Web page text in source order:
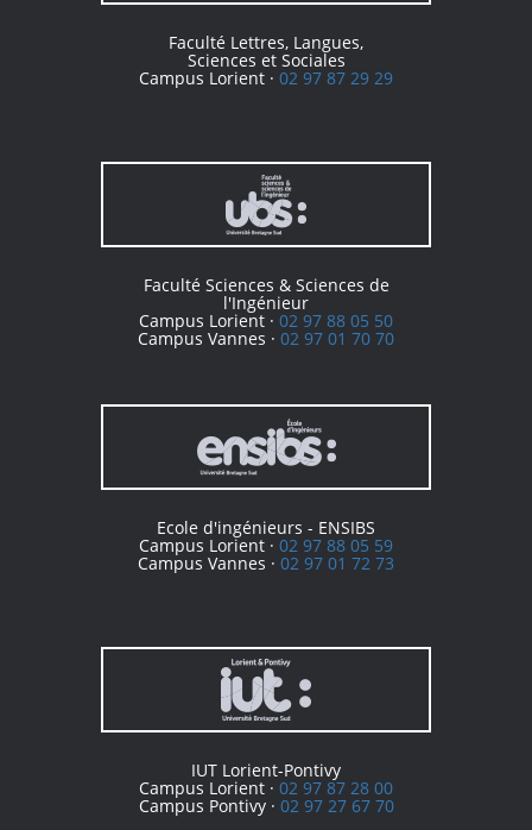
Faculté Lettres, Langues,
Sciences et Sociales
Campus Lorient · 02 97 87 29 29
Faculté Sciences & Sciences de
l'Ingénieur
Campus Lorient · 02 97 88 05 50
Campus Vannes · 02 97 01 70 70
Ecole d'ingénieurs - ENSIBS
Campus Lorient · 02 97 88 05 59
Campus Vannes · 02 97 01 72 73
IUT Lorient-Pontivy
Campus Lorient · 02 97 87 28 00
Campus Pontivy · 02 97 27 67 70